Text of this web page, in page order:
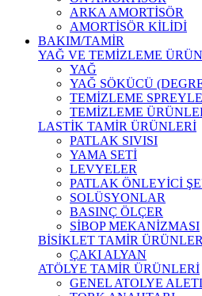
ARKA AMORTİSÖR
AMORTİSÖR KİLİDİ
BAKIM/TAMİR
YAĞ VE TEMİZLEME
YAĞ
YAĞ SÖKÜCÜ
TEMİZLEME
TEMİZLEME
LASTİK TAMİR ÜRÜNLERİ
PATLAK SIVISI
YAMA SETİ
LEVYELER
PATLAK ÖNLEYİCİ
SOLÜSYONLAR
BASINÇ ÖLÇER
SİBOP MEKANİZMASI
BİSİKLET TAMİR
ÇAKI ALYAN
ATÖLYE TAMİR ÜRÜNLERİ
GENEL ATOLYE